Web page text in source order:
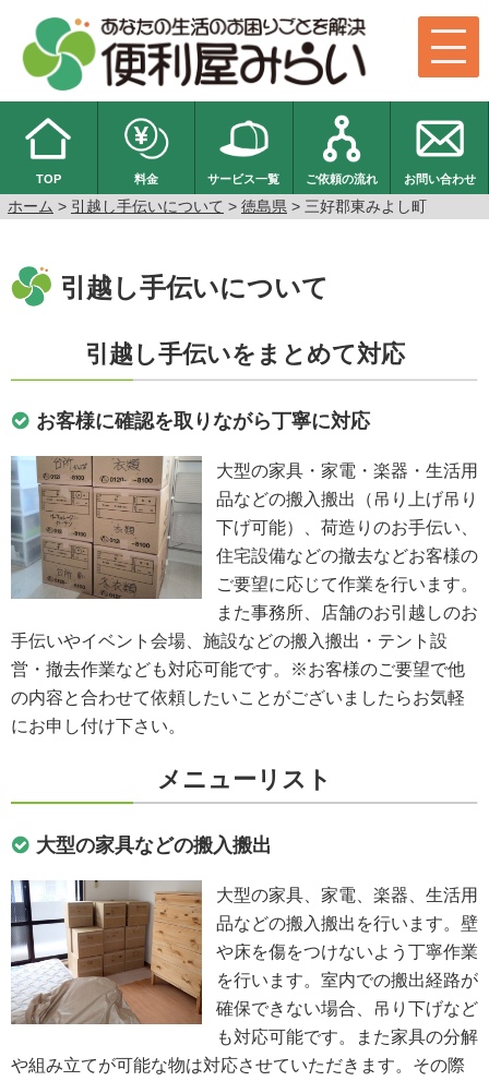
TOP 料金 サービス一覧 ご依頼の流れ お問い合わせ
ホーム > 引越し手伝いについて > 徳島県 > 三好郡東みよし町
引越し手伝いについて
引越し手伝いをまとめて対応
お客様に確認を取りながら丁寧に対応
大型の家具・家電・楽器・生活用
品などの搬入搬出（吊り上げ吊り
下げ可能）、荷造りのお手伝い、
住宅設備などの撤去などお客様の
ご要望に応じて作業を行います。
また事務所、店舗のお引越しのお
手伝いやイベント会場、施設などの搬入搬出・テント設
営・撤去作業なども対応可能です。※お客様のご要望で他
の内容と合わせて依頼したいことがございましたらお気軽
にお申し付け下さい。
メニューリスト
大型の家具などの搬入搬出
大型の家具、家電、楽器、生活用
品などの搬入搬出を行います。壁
や床を傷をつけないよう丁寧作業
を行います。室内での搬出経路が
確保できない場合、吊り下げなど
も対応可能です。また家具の分解
や組み立てが可能な物は対応させていただきます。その際